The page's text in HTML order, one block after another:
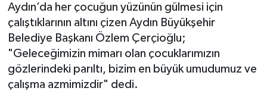
Aydın’da her çocuğun yüzünün gülmesi için
çalıştıklarının altını çizen Aydın Büyükşehir
Belediye Başkanı Özlem Çerçioğlu;
"Geleceğimizin mimarı olan çocuklarımızın
gözlerindeki parıltı, bizim en büyük umudumuz ve
çalışma azmimizdir" dedi.
Yaşam
Eğitim
Kültür Sanat
Süper Lig Puan Durumu ve Fikstür
Tüm Manşetler
Son Dakika Haberleri